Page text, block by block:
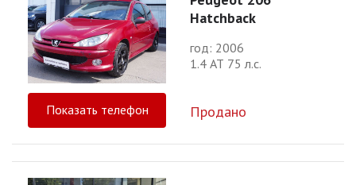
Hatchback
год: 2006
1.4 АТ 75 л.с.
Показать телефон Продано